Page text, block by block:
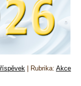
Rubrika: Akce